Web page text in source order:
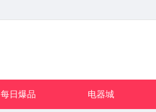
每日爆品 电器城